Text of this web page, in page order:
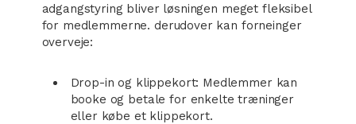
adgangstyring bliver løsningen meget fleksibel
for medlemmerne. derudover kan forneinger
overveje:
Drop-in og klippekort: Medlemmer kan
booke og betale for enkelte træninger
eller købe et klippekort.